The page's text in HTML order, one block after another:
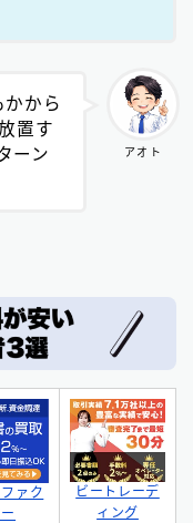
アオト
から
置す
ーン
ァク
ビートレーデ
ィング